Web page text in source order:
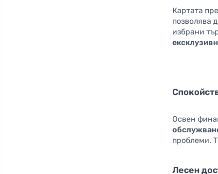
Картата
позволява
избрани
Освен
проблеми.
Лесен